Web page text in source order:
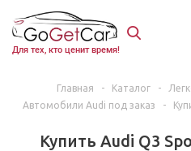
Для тех, кто ценит время!
Главная - Каталог -
Автомобили Audi под заказ
-
Купить Audi Q3